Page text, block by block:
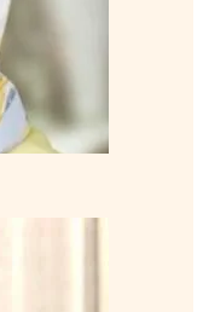
تعرف على الكوتش